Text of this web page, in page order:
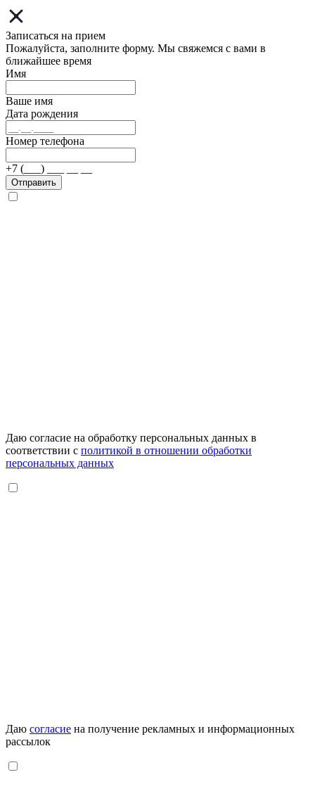
Записаться на прием
Пожалуйста, заполните форму. Мы свяжемся с вами в
ближайшее время
Имя
Ваше имя
Дата рождения
Номер телефона
+7 (___) ___ __ __
Отправить
Даю согласие на обработку персональных данных в
соответствии с политикой в отношении обработки
персональных данных
Даю согласие на получение рекламных и информационных
рассылок